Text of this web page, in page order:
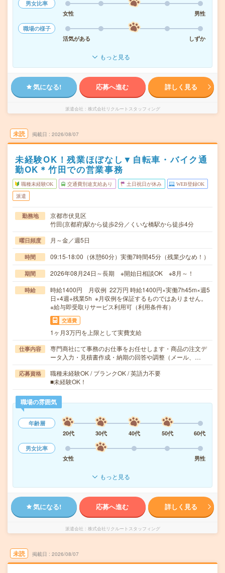
男女比率
女性
男性
職場の様子
活気がある
しずか
もっと見る
気になる! 応募へ進む 詳しく見る
派遣会社 株式会社リクルートスタッフィング
未読 掲載日 2026/08/07
未経験OK！残業ほぼなし▼自転車・バイク通
勤OK＊竹田での営業事務
職種未経験OK 交通費別途支給あり 土日祝日が休み WEB登録OK
派遣
勤務地
京都市伏見区
竹田(京都府)駅から徒歩2分／くいな橋駅から徒歩4分
曜日頻度 月～金／週5日
時間 09:15-18:00（休憩60分）実働7時間45分（残業少なめ！）
期間 2026年08月24日～長期 ※開始日相談OK ※8月～！
時給
時給1400円 月収例 22万円 時給1400円×実働7h45m×週5
日×4週+残業5h ※月収例を保証するものではありません。
※給与即受取りサービス利用可（利用条件有）
交通費
1ヶ月3万円を上限として実費支給
仕事内容
専門商社にて事務のお仕事をお任せします・商品の注文デ
ータ入力・見積書作成・納期の回答や調整（メール、…
応募資格
職種未経験OK / ブランクOK / 英語力不要
■未経験OK！
職場の雰囲気
年齢層
20代
30代 40代 50代
60代
男女比率
女性
男性
もっと見る
気になる! 応募へ進む 詳しく見る
派遣会社 株式会社リクルートスタッフィング
未読 掲載日 2026/08/07